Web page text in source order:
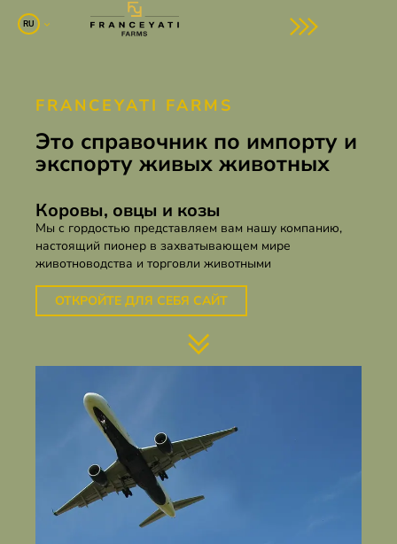
RU
FRANCEYATI FARMS
Это справочник по импорту и
экспорту живых животных
Коровы, овцы и козы
Мы с гордостью представляем вам нашу компанию,
настоящий пионер в захватывающем мире
животноводства и торговли животными
ОТКРОЙТЕ ДЛЯ СЕБЯ САЙТ